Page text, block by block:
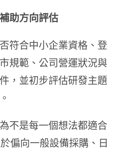
助方向評估
符合中小企業資格、登
規範、公司營運狀況與
，並初步評估研發主題
不是每一個想法都適合
偏向一般設備採購、日